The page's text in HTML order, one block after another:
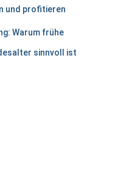
und profitieren
Warum frühe
sinnvoll ist